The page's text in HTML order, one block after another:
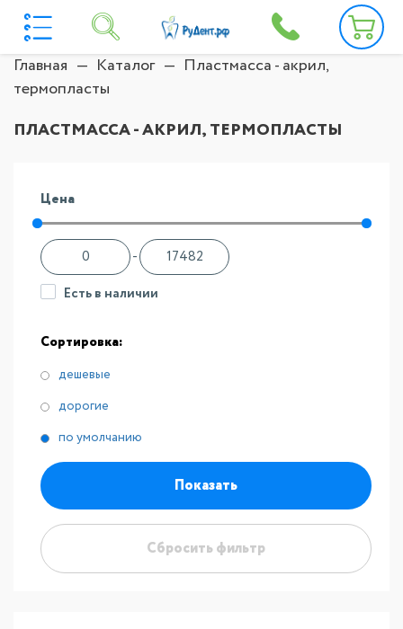
Главная Каталог
Пластмасса - акрил,
термопласты
ПЛАСТМАССА - АКРИЛ, ТЕРМОПЛАСТЫ
Цена
-
Есть в наличии
Сортировка:
дешевые
дорогие
по умолчанию
Показать
Сбросить фильтр